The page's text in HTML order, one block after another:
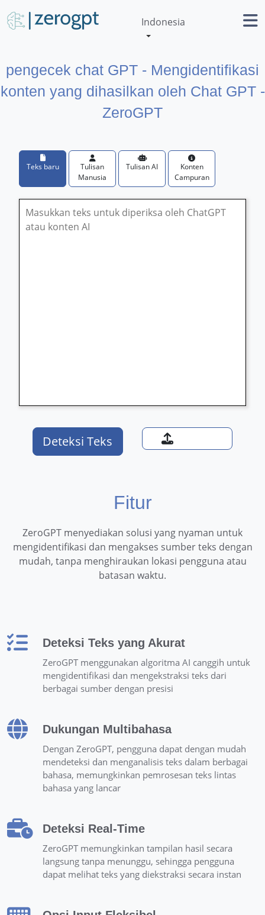
Indonesia
pengecek chat GPT - Mengidentifikasi
konten yang dihasilkan oleh Chat GPT -
ZeroGPT
Teks baru
Tulisan
Manusia
Tulisan AI
Konten
Campuran
Deteksi Teks
Fitur
ZeroGPT menyediakan solusi yang nyaman untuk
mengidentifikasi dan mengakses sumber teks dengan
mudah, tanpa menghiraukan lokasi pengguna atau
batasan waktu.
Deteksi Teks yang Akurat
ZeroGPT menggunakan algoritma AI canggih untuk
mengidentifikasi dan mengekstraksi teks dari
berbagai sumber dengan presisi
Dukungan Multibahasa
Dengan ZeroGPT, pengguna dapat dengan mudah
mendeteksi dan menganalisis teks dalam berbagai
bahasa, memungkinkan pemrosesan teks lintas
bahasa yang lancar
Deteksi Real-Time
ZeroGPT memungkinkan tampilan hasil secara
langsung tanpa menunggu, sehingga pengguna
dapat melihat teks yang diekstraksi secara instan